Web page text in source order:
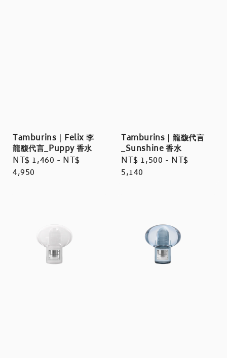
Tamburins｜Felix 李
龍馥代言_Puppy 香水
Regular
price
NT$ 1,460 - NT$
4,950
Tamburins｜龍馥代言
_Sunshine 香水
Regular
price
NT$ 1,500 - NT$
5,140